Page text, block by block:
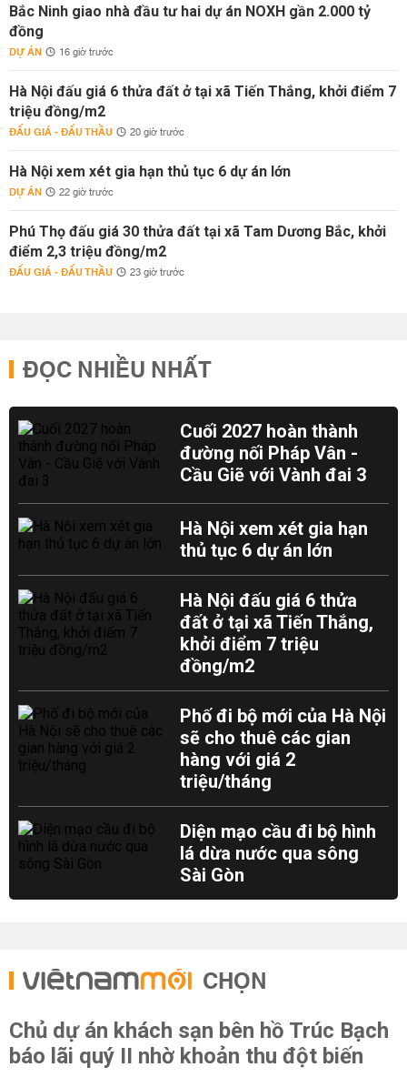
Bắc Ninh giao nhà đầu tư hai dự án NOXH gần 2.000 tỷ
đồng
DỰ ÁN 16 giờ trước
Hà Nội đấu giá 6 thửa đất ở tại xã Tiến Thắng, khởi điểm 7
triệu đồng/m2
ĐẤU GIÁ - ĐẤU THẦU 20 giờ trước
Hà Nội xem xét gia hạn thủ tục 6 dự án lớn
DỰ ÁN 22 giờ trước
Phú Thọ đấu giá 30 thửa đất tại xã Tam Dương Bắc, khởi
điểm 2,3 triệu đồng/m2
ĐẤU GIÁ - ĐẤU THẦU 23 giờ trước
ĐỌC NHIỀU NHẤT
Cuối 2027 hoàn thành
đường nối Pháp Vân -
Cầu Giẽ với Vành đai 3
Hà Nội xem xét gia hạn
thủ tục 6 dự án lớn
Hà Nội đấu giá 6 thửa
đất ở tại xã Tiến Thắng,
khởi điểm 7 triệu
đồng/m2
Phố đi bộ mới của Hà Nội
sẽ cho thuê các gian
hàng với giá 2
triệu/tháng
Diện mạo cầu đi bộ hình
lá dừa nước qua sông
Sài Gòn
CHỌN
Chủ dự án khách sạn bên hồ Trúc Bạch
báo lãi quý II nhờ khoản thu đột biến